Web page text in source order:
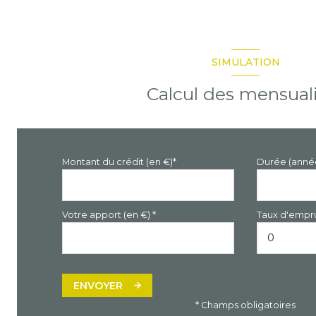
SIMULATION
Calcul des
Montant du crédit (en €)* Durée
Votre apport (en €) * Taux
ENVOYER
* Champs obligatoires